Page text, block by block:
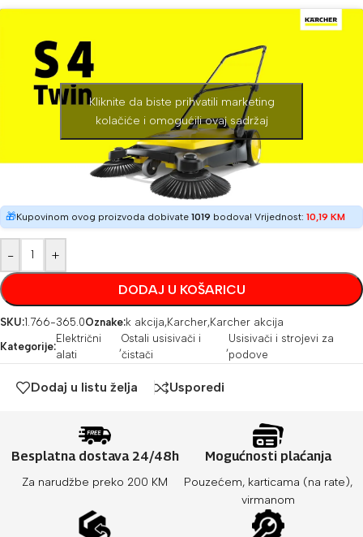
Kliknite da biste prihvatili marketing
kolačiće i omogućili ovaj sadržaj
🎁Kupovinom ovog proizvoda dobivate 1019 bodova! Vrijednost: 10,19 KM
- +
DODAJ U KOŠARICU
SKU:1.766-365.0Oznake:k akcija,Karcher,Karcher akcija
Kategorije:
Električni
alati
,
Ostali usisivači i
čistači
,
Usisivači i strojevi za
podove
Dodaj u listu želja Usporedi
Besplatna dostava 24/48h
Za narudžbe preko 200 KM
Mogućnosti plaćanja
Pouzećem, karticama (na rate),
virmanom